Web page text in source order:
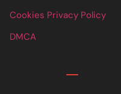
Cookies Privacy Policy
DMCA